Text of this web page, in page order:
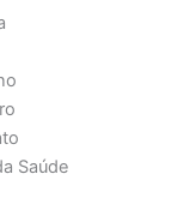
Saúde